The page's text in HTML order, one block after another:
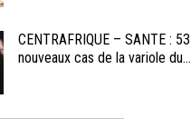
CENTRAFRIQUE – SANTE : 53
nouveaux cas de la variole du...